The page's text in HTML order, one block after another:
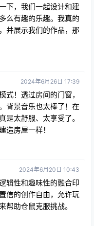
下，我们一起设计和建
么有趣的乐趣。我真的
并展示我们的作品，那
2024年6月26日 17:39
式！透过房间的门窗，
背景音乐也太棒了！在
是太舒服、太享受了。
造房屋一样！
2024年6月20日 10:43
辑性和趣味性的融合印
信的创作自由，允许玩
帮助仓鼠克服挑战。